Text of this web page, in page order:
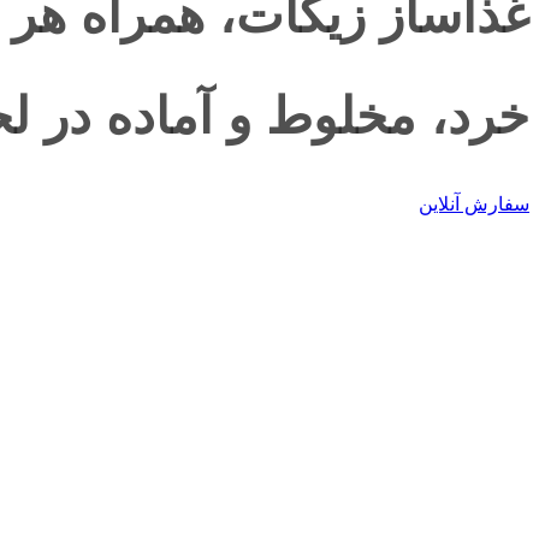
غذاساز زیکات، همراه هر
خرد، مخلوط و آماده در
سفارش آنلاین